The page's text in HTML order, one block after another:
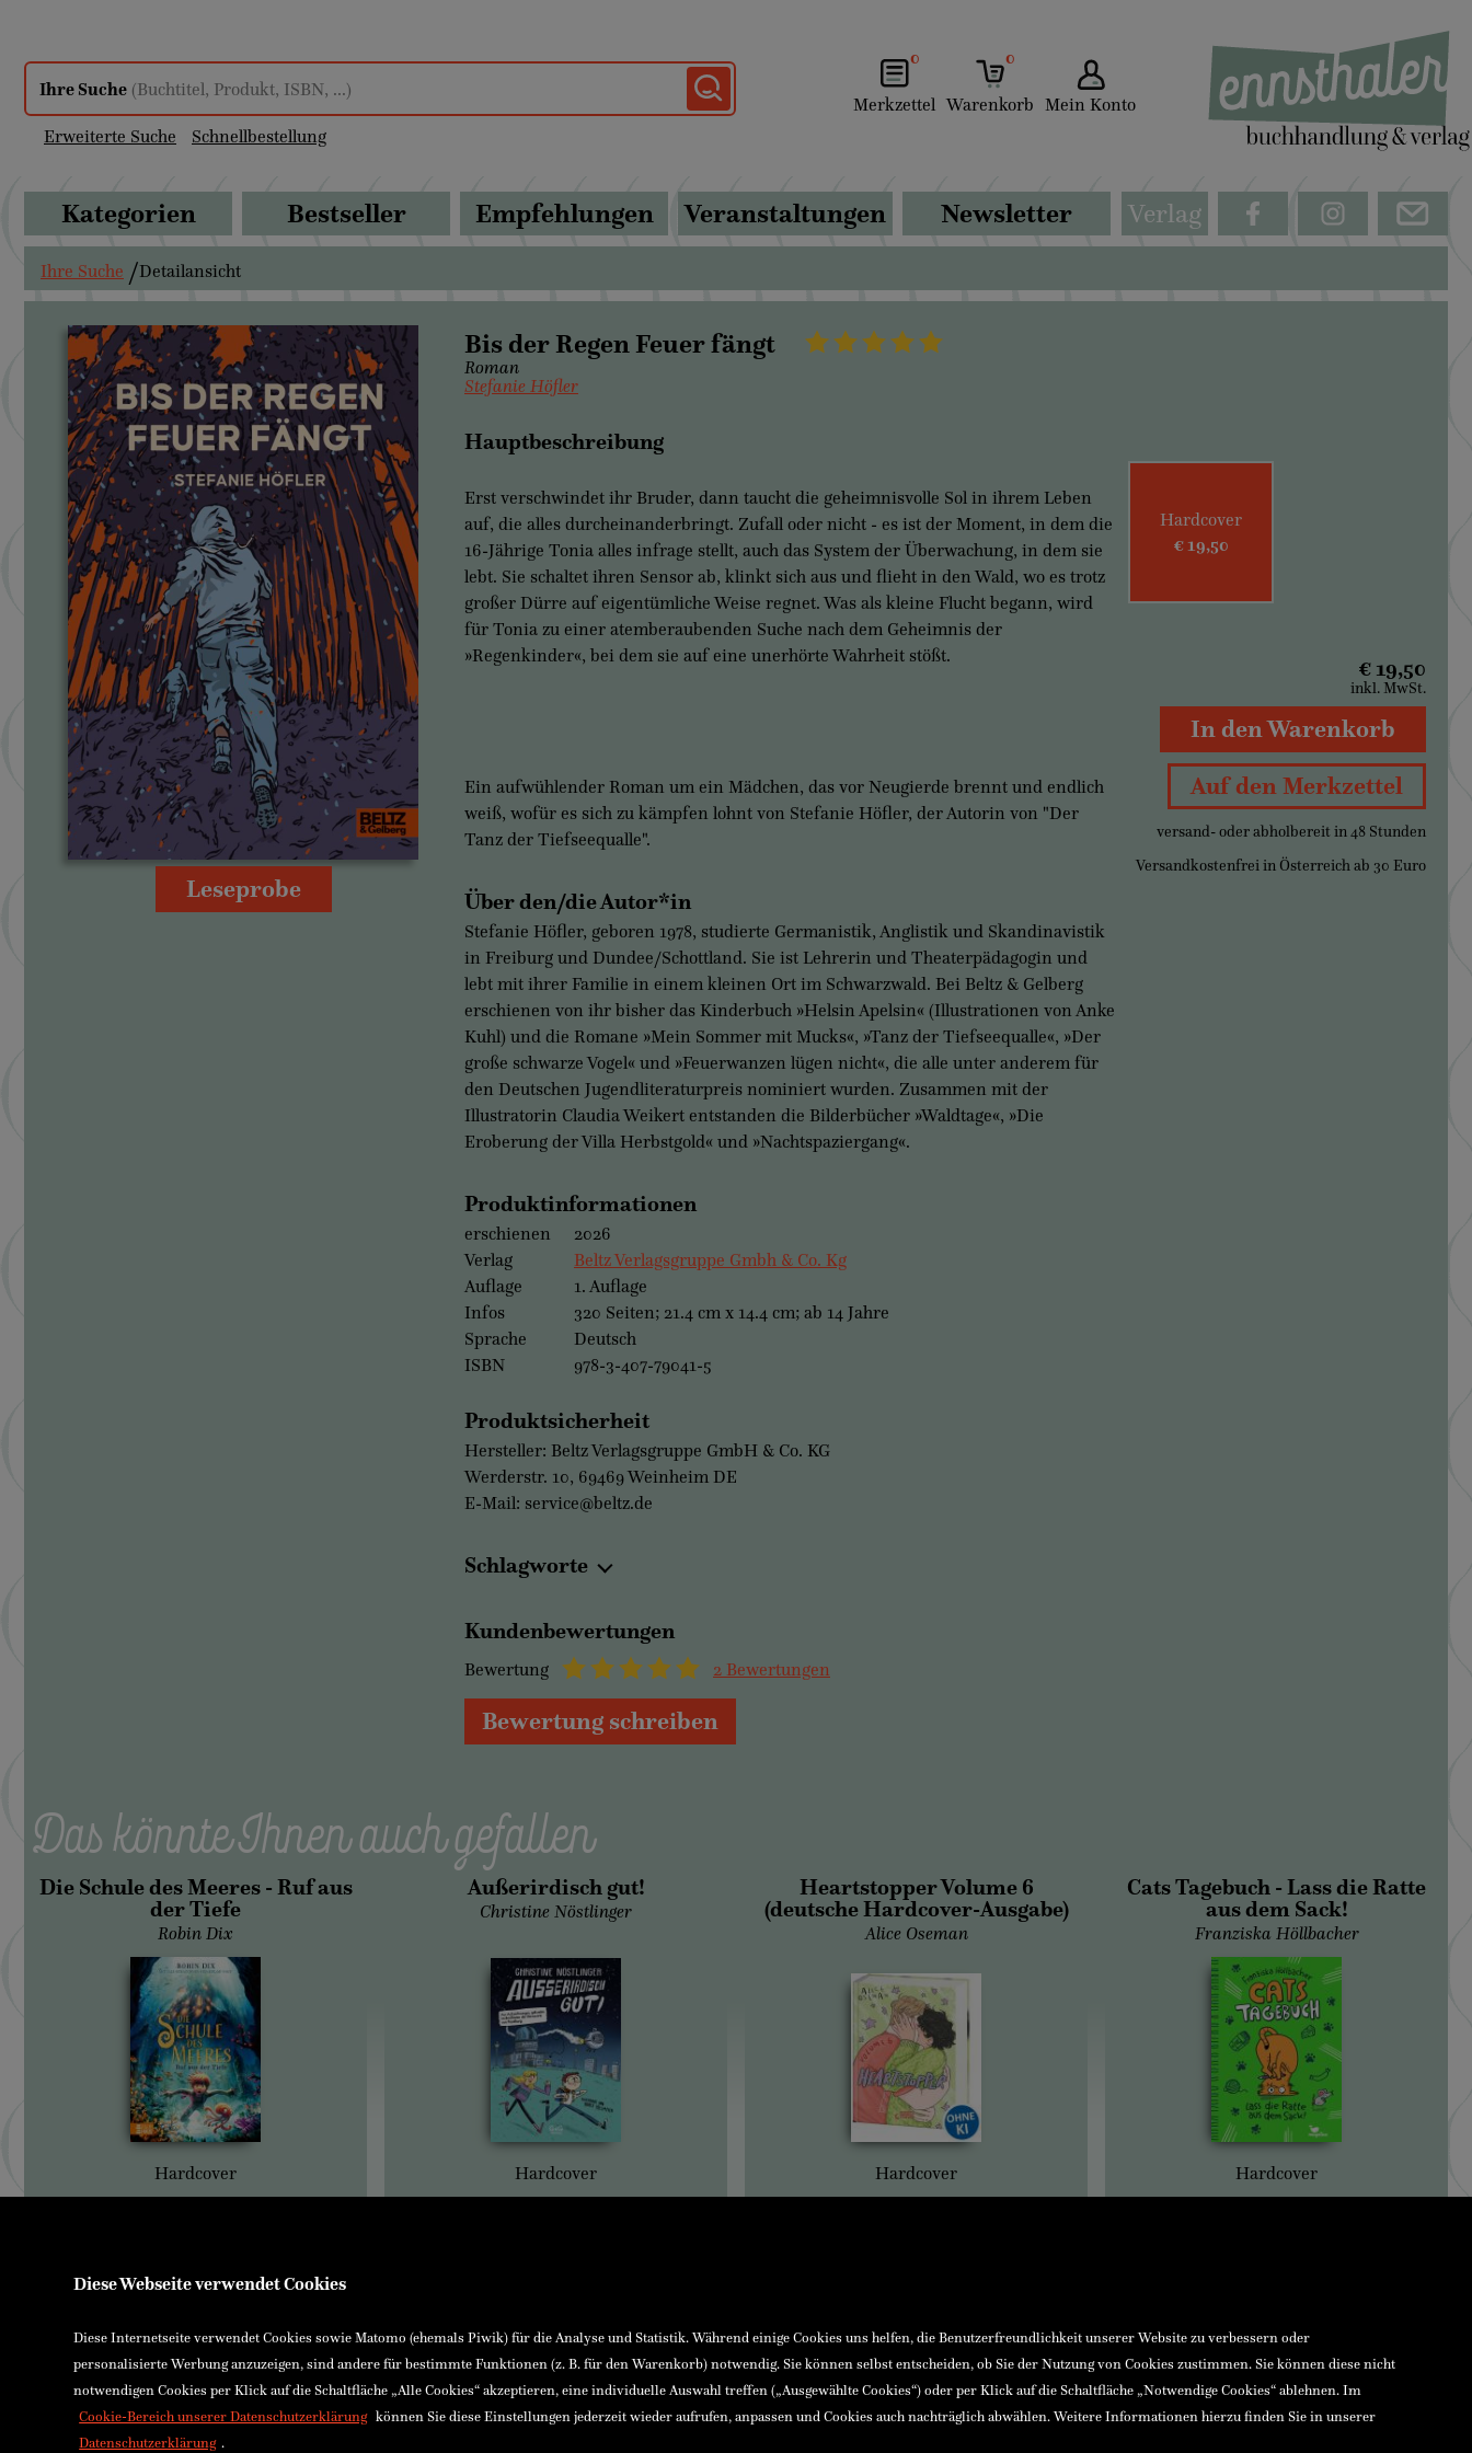
Ihre Suche (Buchtitel, Produkt, ISBN, ...)
Erweiterte Suche Schnellbestellung
0
Merkzettel
0
Warenkorb Mein Konto
Kategorien Bestseller Empfehlungen Veranstaltungen Newsletter Verlag
Ihre Suche Detailansicht
Leseprobe
Bis der Regen Feuer fängt
Roman
Stefanie Höfler
Hauptbeschreibung
Erst verschwindet ihr Bruder, dann taucht die geheimnisvolle Sol in ihrem Leben
auf, die alles durcheinanderbringt. Zufall oder nicht - es ist der Moment, in dem die
16-Jährige Tonia alles infrage stellt, auch das System der Überwachung, in dem sie
lebt. Sie schaltet ihren Sensor ab, klinkt sich aus und flieht in den Wald, wo es trotz
großer Dürre auf eigentümliche Weise regnet. Was als kleine Flucht begann, wird
für Tonia zu einer atemberaubenden Suche nach dem Geheimnis der
»Regenkinder«, bei dem sie auf eine unerhörte Wahrheit stößt.
Ein aufwühlender Roman um ein Mädchen, das vor Neugierde brennt und endlich
weiß, wofür es sich zu kämpfen lohnt von Stefanie Höfler, der Autorin von "Der
Tanz der Tiefseequalle".
Über den/die Autor*in
Stefanie Höfler, geboren 1978, studierte Germanistik, Anglistik und Skandinavistik
in Freiburg und Dundee/Schottland. Sie ist Lehrerin und Theaterpädagogin und
lebt mit ihrer Familie in einem kleinen Ort im Schwarzwald. Bei Beltz & Gelberg
erschienen von ihr bisher das Kinderbuch »Helsin Apelsin« (Illustrationen von Anke
Kuhl) und die Romane »Mein Sommer mit Mucks«, »Tanz der Tiefseequalle«, »Der
große schwarze Vogel« und »Feuerwanzen lügen nicht«, die alle unter anderem für
den Deutschen Jugendliteraturpreis nominiert wurden. Zusammen mit der
Illustratorin Claudia Weikert entstanden die Bilderbücher »Waldtage«, »Die
Eroberung der Villa Herbstgold« und »Nachtspaziergang«.
Produktinformationen
erschienen
2026
Verlag
Beltz Verlagsgruppe Gmbh & Co. Kg
Auflage
1. Auflage
Infos
320 Seiten; 21.4 cm x 14.4 cm; ab 14 Jahre
Sprache
Deutsch
ISBN
978-3-407-79041-5
Produktsicherheit
Hersteller: Beltz Verlagsgruppe GmbH & Co. KG
Werderstr. 10, 69469 Weinheim DE
E-Mail: service@beltz.de
Schlagworte
Kundenbewertungen
Bewertung 2 Bewertungen
Bewertung schreiben
Hardcover
€ 19,50
€ 19,50
inkl. MwSt.
In den Warenkorb
Auf den Merkzettel
versand- oder abholbereit in 48 Stunden
Versandkostenfrei in Österreich ab 30 Euro
Das könnte Ihnen auch gefallen
Die Schule des Meeres - Ruf aus
der Tiefe
Robin Dix
Hardcover
Außerirdisch gut!
Christine Nöstlinger
Hardcover
Heartstopper Volume 6
(deutsche Hardcover-Ausgabe)
Alice Oseman
Hardcover
Cats Tagebuch - Lass die Ratte
aus dem Sack!
Franziska Höllbacher
Hardcover
Diese Webseite verwendet Cookies
Diese Internetseite verwendet Cookies sowie Matomo (ehemals Piwik) für die Analyse und Statistik. Während einige Cookies uns helfen, die Benutzerfreundlichkeit unserer Website zu verbessern oder
personalisierte Werbung anzuzeigen, sind andere für bestimmte Funktionen (z. B. für den Warenkorb) notwendig. Sie können selbst entscheiden, ob Sie der Nutzung von Cookies zustimmen. Sie können diese nicht
notwendigen Cookies per Klick auf die Schaltfläche „Alle Cookies“ akzeptieren, eine individuelle Auswahl treffen („Ausgewählte Cookies“) oder per Klick auf die Schaltfläche „Notwendige Cookies“ ablehnen. Im
Cookie-Bereich unserer Datenschutzerklärung können Sie diese Einstellungen jederzeit wieder aufrufen, anpassen und Cookies auch nachträglich abwählen. Weitere Informationen hierzu finden Sie in unserer
Datenschutzerklärung .